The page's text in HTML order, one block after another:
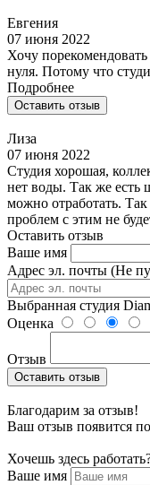
Евгения
07 июня 2022
Хочу
нуля. Потому что
Подробнее
Оставить отзыв
Лиза
07 июня 2022
Студия хорошая,
нет воды. Так же есть
можно отработать.
проблем с этим не
Оставить отзыв
Ваше имя
Адрес эл. почты (Не
Выбранная студия
Оценка
Отзыв
Оставить отзыв
Благодарим за отзыв!
Ваш отзыв появится
Хочешь здесь
Ваше имя